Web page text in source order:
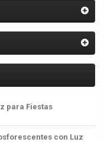
para Fiestas
con Luz